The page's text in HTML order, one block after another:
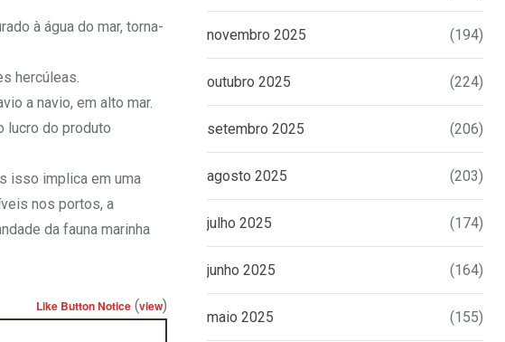
à água do mar, torna-
hercúleas.
a navio, em alto mar.
lucro do produto
isso implica em uma
nos portos, a
da fauna marinha
Like Button Notice (view)
novembro 2025 (194)
outubro 2025 (224)
setembro 2025 (206)
agosto 2025 (203)
julho 2025 (174)
junho 2025 (164)
maio 2025 (155)